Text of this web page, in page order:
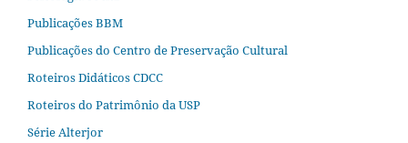
Publicações BBM
Publicações do Centro de Preservação Cultural
Roteiros Didáticos CDCC
Roteiros do Patrimônio da USP
Série Alterjor